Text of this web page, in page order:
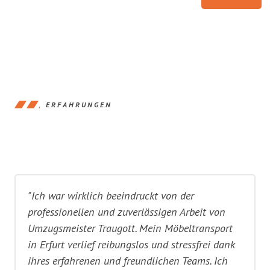
ERFAHRUNGEN
"Ich war wirklich beeindruckt von der
professionellen und zuverlässigen Arbeit von
Umzugsmeister Traugott. Mein Möbeltransport
in Erfurt verlief reibungslos und stressfrei dank
ihres erfahrenen und freundlichen Teams. Ich